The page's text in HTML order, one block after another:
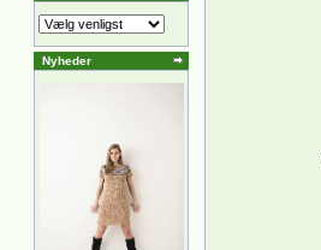
Nyheder